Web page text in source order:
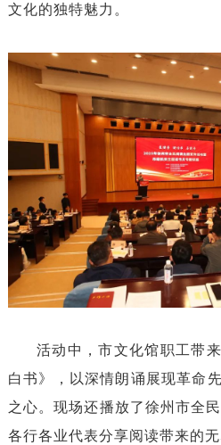
文化的独特魅力。
活动中，市文化馆职工带
白书》，以深情朗诵展现革命
之心。现场还播放了徐州市全
各行各业代表分享阅读带来的无